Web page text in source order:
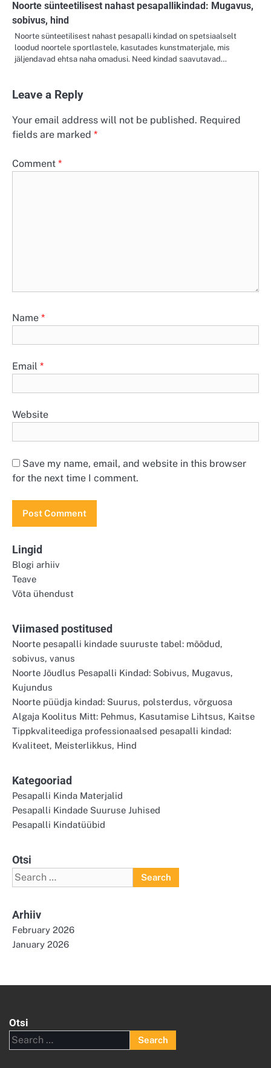
Noorte sünteetilisest nahast pesapallikindad: Mugavus,
sobivus, hind
Noorte sünteetilisest nahast pesapalli kindad on spetsiaalselt
loodud noortele sportlastele, kasutades kunstmaterjale, mis
jäljendavad ehtsa naha omadusi. Need kindad saavutavad…
Leave a Reply
Your email address will not be published. Required
fields are marked *
Comment *
Name *
Email *
Website
Save my name, email, and website in this browser
for the next time I comment.
Lingid
Blogi arhiiv
Teave
Võta ühendust
Viimased postitused
Noorte pesapalli kindade suuruste tabel: mõõdud,
sobivus, vanus
Noorte Jõudlus Pesapalli Kindad: Sobivus, Mugavus,
Kujundus
Noorte püüdja kindad: Suurus, polsterdus, võrguosa
Algaja Koolitus Mitt: Pehmus, Kasutamise Lihtsus, Kaitse
Tippkvaliteediga professionaalsed pesapalli kindad:
Kvaliteet, Meisterlikkus, Hind
Kategooriad
Pesapalli Kinda Materjalid
Pesapalli Kindade Suuruse Juhised
Pesapalli Kindatüübid
Otsi
Search
for:
Arhiiv
February 2026
January 2026
Otsi
Search
for: